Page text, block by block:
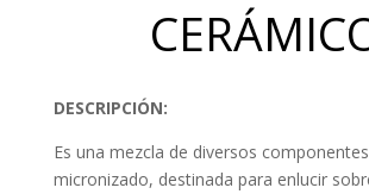
DESCRIPCIÓN:
Es una mezcla de diversos
micronizado, destinada para enlucir